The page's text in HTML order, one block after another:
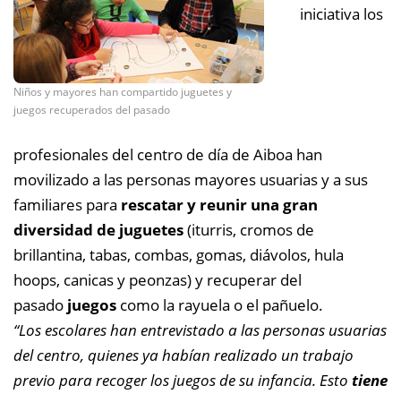
Niños y mayores han compartido juguetes y
juegos recuperados del pasado
iniciativa los
profesionales del centro de día de Aiboa han
movilizado a las personas mayores usuarias y a sus
familiares para rescatar y reunir una gran
diversidad de juguetes(iturris, cromos de
brillantina, tabas, combas, gomas, diávolos, hula
hoops, canicas y peonzas) y recuperar del
pasado juegos como la rayuela o el pañuelo.
“Los escolares han entrevistado a las personas usuarias
del centro, quienes ya habían realizado un trabajo
previo para recoger los juegos de su infancia. Esto tiene